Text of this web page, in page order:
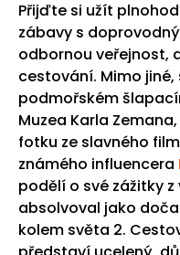
Přijďte si užít
zábavy s
odbornou veřejnost,
cestování. Mimo
podmořském
Muzea Karla
fotku ze slavného
známého influencera
podělí o své zážitky
absolvoval jako
kolem světa 2.